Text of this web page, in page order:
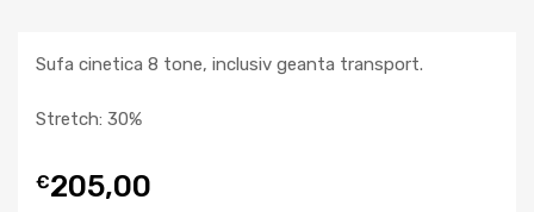
Sufa cinetica 8 tone, inclusiv geanta transport.
Stretch: 30%
€205,00